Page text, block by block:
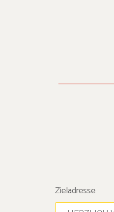
Zieladresse